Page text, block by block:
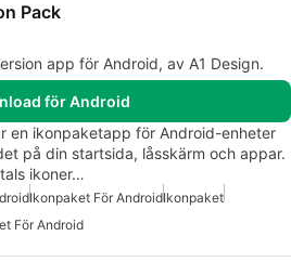
Pack
app för Android, av A1 Design.
för Android
en ikonpaketapp för Android-enheter
på din startsida, låsskärm och appar.
ikoner…
Ikonpaket För AndroidIkonpaket
För Android